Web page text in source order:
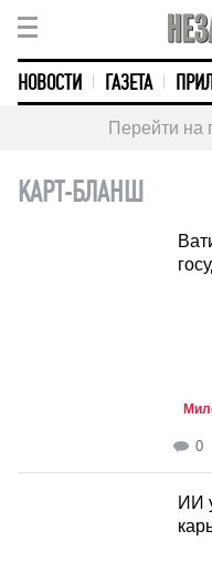
НОВОСТИ ГАЗЕТА
Перейти на
КАРТ-БЛАНШ
0
ИИ